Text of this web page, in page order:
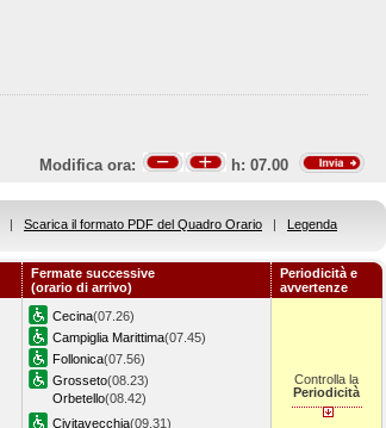
Modifica ora: h: 07.00
| Scarica il formato PDF del Quadro Orario | Legenda
Fermate successive
(orario di arrivo)
Periodicità e
avvertenze
Cecina(07.26)
Campiglia Marittima(07.45)
Follonica(07.56)
Grosseto(08.23)
Orbetello(08.42)
Civitavecchia(09.31)
Controlla la
Periodicità